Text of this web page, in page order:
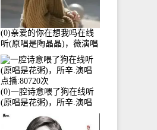
(0)亲爱的你在想我吗在线
听(原唱是陶晶晶)，薇演唱
点播:159722次
(0)一腔诗意喂了狗在线听
(原唱是花粥)，所辛.演唱
点播:80720次